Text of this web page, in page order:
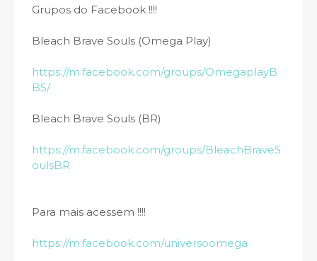
Grupos do Facebook !!!!
Bleach Brave Souls (Omega Play)
https://m.facebook.com/groups/OmegaplayB
BS/
Bleach Brave Souls (BR)
https://m.facebook.com/groups/BleachBraveS
oulsBR
Para mais acessem !!!!
https://m.facebook.com/universoomega